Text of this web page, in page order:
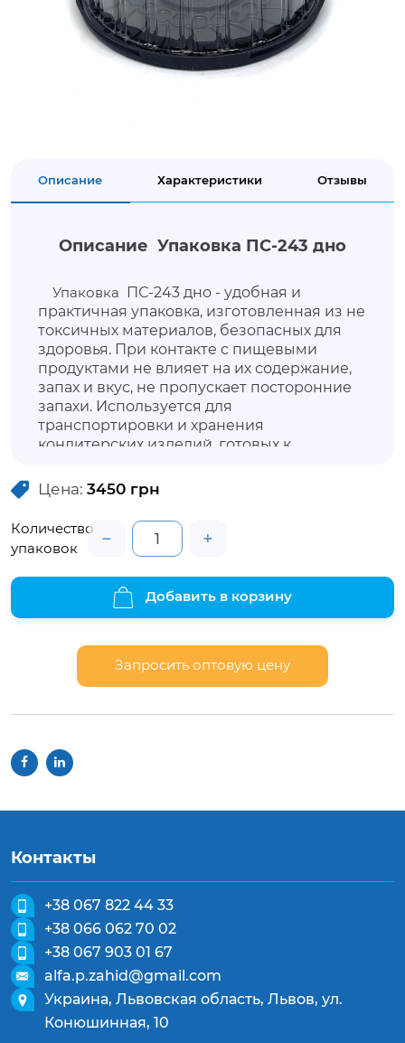
Описание Характеристики Отзывы
Описание Упаковка ПС-243 дно
Упаковка ПС-243 дно - удобная и
практичная упаковка, изготовленная из не
токсичных материалов, безопасных для
здоровья. При контакте с пищевыми
продуктами не влияет на их содержание,
запах и вкус, не пропускает посторонние
запахи. Используется для
транспортировки и хранения
кондитерских изделий, готовых к
продуктам не утратить внешнюю
привлекательность, сохранить свежесть и
свойства. Данная упаковка имеет в
комплектации крышку.
Цена: 3450 грн
Количество
упаковок
− +
Добавить в корзину
Запросить оптовую цену
Контакты
+38 067 822 44 33
+38 066 062 70 02
+38 067 903 01 67
alfa.p.zahid@gmail.com
Украина, Львовская область, Львов, ул.
Конюшинная, 10